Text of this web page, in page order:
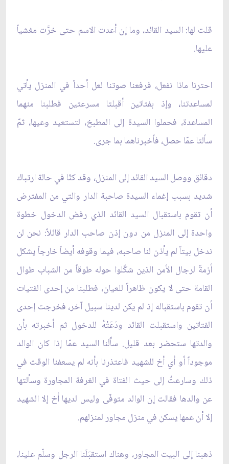
قلت لها: السيد القائد، وما إن أعدت الاسم حتى خرَّت مغشياً
عليها.
احترنا ماذا نفعل، فرفعنا صوتنا لعل أحداً في المنزل يأتي
لمساعدتنا، وإذ بفتاتين أقبلتا مسرعتين فطلبنا منهما
المساعدة، فحملوا السيدة إلى المطبخ، لتستعيد وعيها، ثمّ
سألتا عمّا حصل، فأخبرناهما بما جرى.
دقائق ووصل السيد القائد إلى المنزل، وقد كنّا في حالة ارتباك
شديد بسبب إغماء السيدة صاحبة الدار والتي من المفترض
أن تقوم باستقبال السيد القائد الذي رفض الدخول خطوة
واحدة إلى المنزل من دون إذن صاحب الدار قائلاً: نحن لن
ندخل بيتاً لم يأذن لنا صاحبه، فيما وقوفه أيضاً خارجاً يشكل
أزمةً لرجال الأمن الذين شكَّلوا حوله طوقاً من الشباب طوال
القامة حتى لا يكون ظاهراً للعيان، فطلبنا من إحدى الفتيات
أن تقوم باستقباله إذ لم يكن لدينا سبيل آخر، فخرجت إحدى
الفتاتين واستقبلت القائد ودَعَتْهُ للدخول ثم أخبرته بأن
والدتها ستحضر بعد قليل. سأَلَنا السيد عمّا إذا كان الوالد
موجوداً أو أي أخ للشهيد فاعتذرنا بأنه لم يسعفنا الوقت في
ذلك وسارعتُ إلى حيث الفتاة في الغرفة المجاورة وسألتها
عن والدها فقالت إن الوالد متوفّى وليس لديها أخ إلا الشهيد
إلا أن عمها يسكن في منزل مجاور لمنزلهم.
ذهبنا إلى البيت المجاور، وهناك استقبَلَنا الرجل وسلّم علينا،